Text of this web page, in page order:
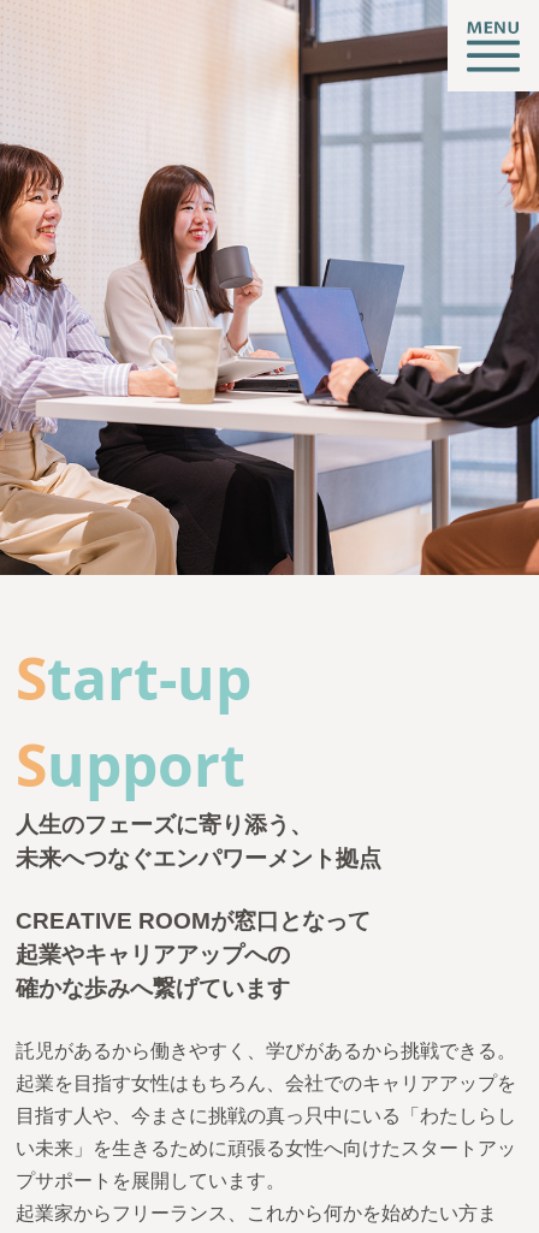
子育ても、仕事も、挑戦も。
CREATIVE ROOMとは
施設情報
支援サービス
託児・子育て支援
起業相談・支援
オフィス支援
イベント・お知らせ
アクセス
お問い合わせ
Start-up
Support
人生のフェーズに寄り添う、
未来へつなぐエンパワーメント拠点
CREATIVE ROOMが窓口となって
起業やキャリアアップへの
確かな歩みへ繋げています
託児があるから働きやすく、学びがあるから挑戦できる。
起業を目指す女性はもちろん、会社でのキャリアアップを
目指す人や、今まさに挑戦の真っ只中にいる「わたしらし
い未来」を生きるために頑張る女性へ向けたスタートアッ
プサポートを展開しています。
起業家からフリーランス、これから何かを始めたい方ま